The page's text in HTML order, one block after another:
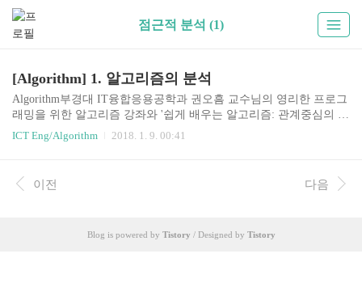
점근적 분석 (1)
[Algorithm] 1. 알고리즘의 분석
Algorithm부경대 IT융합응용공학과 권오흠 교수님의 영리한 프로그
래밍을 위한 알고리즘 강좌와 '쉽게 배우는 알고리즘: 관계중심의 사
고법 - 문병로'등을 통한 알고리즘 학습 강좌 링크1. 알고리즘의 분
석알고리즘의 자원(resource) 사용량을 분석자원이란 실행시간, 메모
잡도실행시간은 실행환경에 따라 달라짐하드웨어, 운영체제, 언어,
컴파일러 등실행시간을 측정하는 대신 연산의 실행 횟수를 카운트
복잡도(worst-case analysis)평균 시간복잡도(average-case analysis) 점
ICT Eng/Algorithm 2018. 1. 9. 00:41
이전 다음
Blog is powered by Tistory / Designed by Tistory